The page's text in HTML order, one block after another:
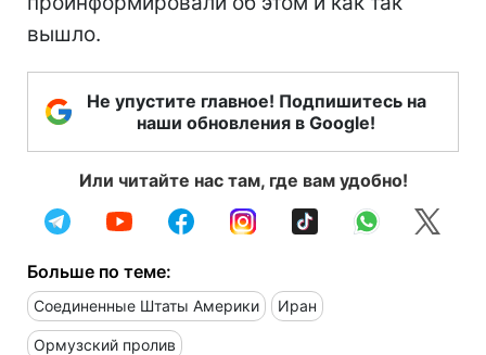
вышло.
Не упустите главное! Подпишитесь на
наши обновления в Google!
Или читайте нас там, где вам удобно!
Больше по теме:
Соединенные Штаты Америки Иран
Ормузский пролив